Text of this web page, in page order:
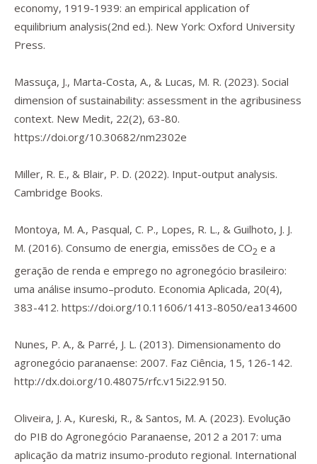
economy, 1919-1939: an empirical application of
equilibrium analysis(2nd ed.). New York: Oxford University
Press.
Massuça, J., Marta-Costa, A., & Lucas, M. R. (2023). Social
dimension of sustainability: assessment in the agribusiness
context. New Medit, 22(2), 63-80.
https://doi.org/10.30682/nm2302e
Miller, R. E., & Blair, P. D. (2022). Input-output analysis.
Cambridge Books.
Montoya, M. A., Pasqual, C. P., Lopes, R. L., & Guilhoto, J. J.
M. (2016). Consumo de energia, emissões de CO2 e a
geração de renda e emprego no agronegócio brasileiro:
uma análise insumo–produto. Economia Aplicada, 20(4),
383-412. https://doi.org/10.11606/1413-8050/ea134600
Nunes, P. A., & Parré, J. L. (2013). Dimensionamento do
agronegócio paranaense: 2007. Faz Ciência, 15, 126-142.
http://dx.doi.org/10.48075/rfc.v15i22.9150.
Oliveira, J. A., Kureski, R., & Santos, M. A. (2023). Evolução
do PIB do Agronegócio Paranaense, 2012 a 2017: uma
aplicação da matriz insumo-produto regional. International